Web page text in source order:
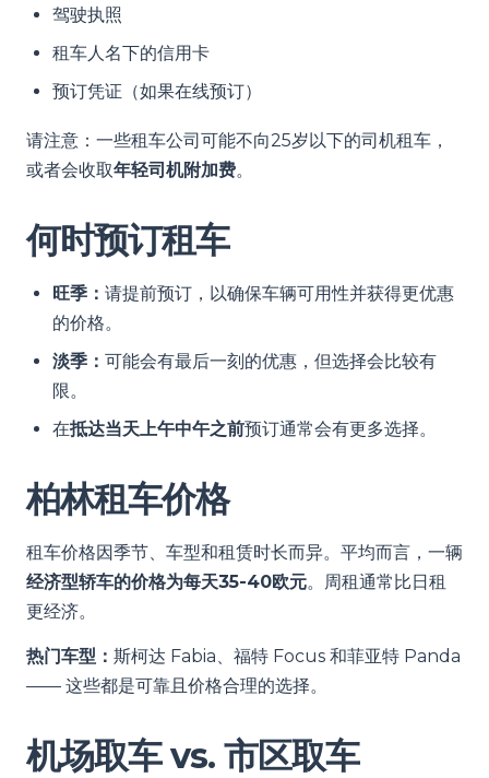
驾驶执照
租车人名下的信用卡
预订凭证（如果在线预订）
请注意：一些租车公司可能不向25岁以下的司机租车，
或者会收取年轻司机附加费。
何时预订租车
旺季： 请提前预订，以确保车辆可用性并获得更优惠
的价格。
淡季： 可能会有最后一刻的优惠，但选择会比较有
限。
在抵达当天上午中午之前预订通常会有更多选择。
柏林租车价格
租车价格因季节、车型和租赁时长而异。平均而言，一辆
经济型轿车的价格为每天35-40欧元。周租通常比日租
更经济。
热门车型： 斯柯达 Fabia、福特 Focus 和菲亚特 Panda
—— 这些都是可靠且价格合理的选择。
机场取车 vs. 市区取车